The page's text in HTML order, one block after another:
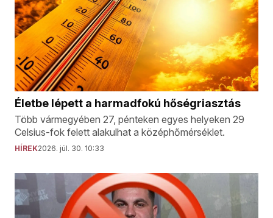
Életbe lépett a harmadfokú hőségriasztás
Több vármegyében 27, pénteken egyes helyeken 29
Celsius-fok felett alakulhat a középhőmérséklet.
HÍREK2026. júl. 30. 10:33